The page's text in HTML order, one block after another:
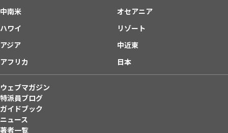
中南米
オセアニア
ハワイ
リゾート
アジア
中近東
アフリカ
日本
ウェブマガジン
特派員ブログ
ガイドブック
ニュース
著者一覧